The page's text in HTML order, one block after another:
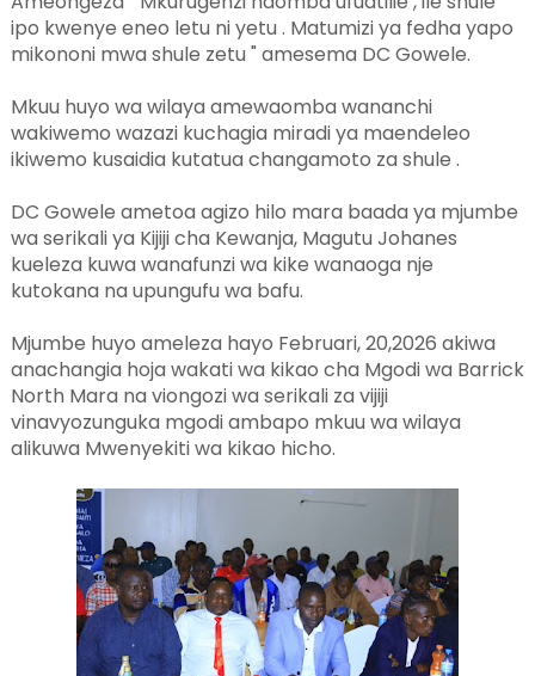
ipo kwenye eneo letu ni yetu . Matumizi ya fedha yapo
mikononi mwa shule zetu " amesema DC Gowele.
Mkuu huyo wa wilaya amewaomba wananchi
wakiwemo wazazi kuchagia miradi ya maendeleo
ikiwemo kusaidia kutatua changamoto za shule .
DC Gowele ametoa agizo hilo mara baada ya mjumbe
wa serikali ya Kijiji cha Kewanja, Magutu Johanes
kueleza kuwa wanafunzi wa kike wanaoga nje
kutokana na upungufu wa bafu.
Mjumbe huyo ameleza hayo Februari, 20,2026 akiwa
anachangia hoja wakati wa kikao cha Mgodi wa Barrick
North Mara na viongozi wa serikali za vijiji
vinavyozunguka mgodi ambapo mkuu wa wilaya
alikuwa Mwenyekiti wa kikao hicho.